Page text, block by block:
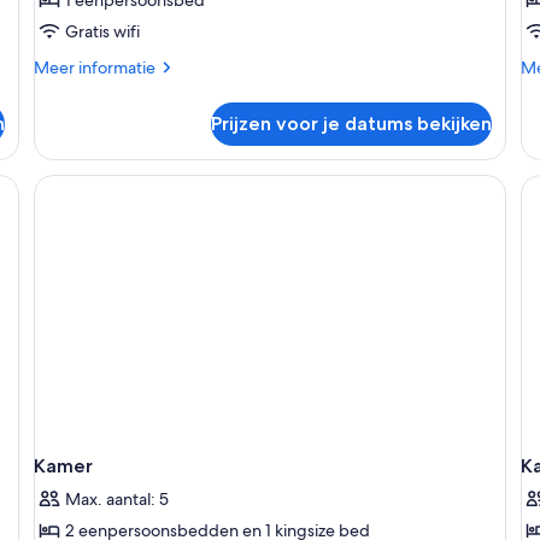
laden
Gratis wifi
Meer informatie
Meer
eenpersoonskamer,
eenpersoonsbed
Prijzen voor je datums bekijken
een bureau met lamp, een stoel en een televisie.
Kamer
Max. aantal: 5
2 eenpersoonsbedden en 1 kingsize bed